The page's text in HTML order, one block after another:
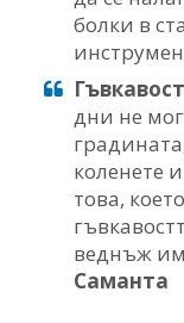
болки в
дни не
коленете
това,
веднъж
Саманта